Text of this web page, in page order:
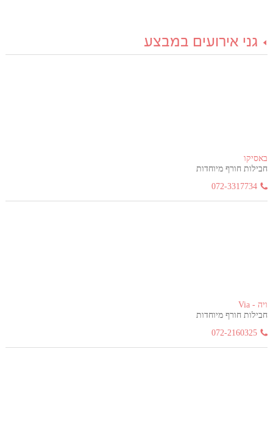
גני אירועים במבצע
באסיקו
חבילות חורף מיוחדות
072-3317734
ויה - Via
חבילות חורף מיוחדות
072-2160325